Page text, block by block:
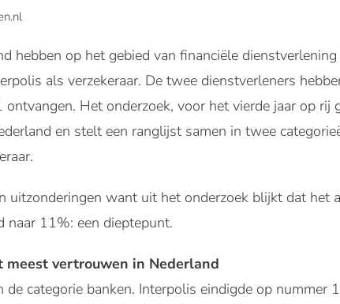
hebben op het gebied van financiële
als verzekeraar. De twee dienstverleners
Het onderzoek, voor het vierde jaar op rij
en stelt een ranglijst samen in twee
uitzonderingen want uit het onderzoek blijkt dat het
naar 11%: een dieptepunt.
meest vertrouwen in Nederland
categorie banken. Interpolis eindigde op nummer